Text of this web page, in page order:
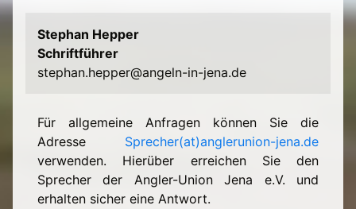
Stephan Hepper
Schriftführer
stephan.hepper@angeln-in-jena.de
Für allgemeine Anfragen können Sie die
Adresse Sprecher(at)anglerunion-jena.de
verwenden. Hierüber erreichen Sie den
Sprecher der Angler-Union Jena e.V. und
erhalten sicher eine Antwort.